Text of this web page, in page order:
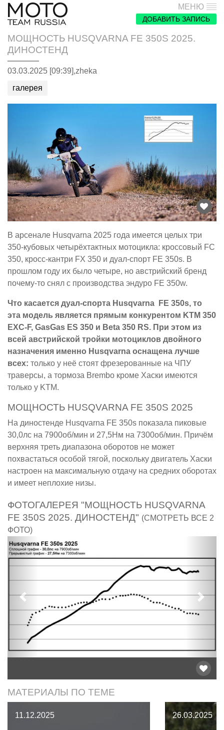
МЕНЮ
ДОБАВИТЬ ЗАПИСЬ
МОЩНОСТЬ HUSQVARNA FE 350S 2025.
ДИНОСТЕНД
03.03.2025 [09:39],zheka
галерея
В арсенале Husqvarna 2025 года имеется целых три
350-кубовых четырёхтактных мотоцикла: кроссовый FC
350, кросс-кантри FX 350 и дуал-спорт FE 350s. В
прошлом году их было четыре, но австрийский бренд
почему-то снял с производства эндуро FE 350w.
Что касается дуал-спорта Husqvarna FE 350s, то
эта модель является прямым конкурентом KTM 350
EXC-F, GasGas ES 350 и Beta 350 RS. При этом из
всей австрийской тройки мотоциклов двойного
назначения именно Husqvarna оснащена лучше
всех: только у неё стоят фрезерованные на ЧПУ
траверсы, а тормоза Brembo кроме Хаски имеются
только у KTM.
МОЩНОСТЬ HUSQVARNA FE 350S 2025
На диностенде Husqvarna FE 350s показала пиковые
30,0лс на 7900об/мин и 27,5Нм на 7300об/мин. Причём
верхняя треть диапазона оборотов не может
похвастаться особой тягой, поскольку двигатель Хаски
настроен на максимальную отдачу на средних оборотах
и имеет неплохие низы.
ФОТОГАЛЕРЕЯ "МОЩНОСТЬ HUSQVARNA
FE 350S 2025. ДИНОСТЕНД" (СМОТРЕТЬ ВСЕ 2
ФОТО)
Предыдущий
МАТЕРИАЛЫ ПО ТЕМЕ
11.12.2025 26.03.2025